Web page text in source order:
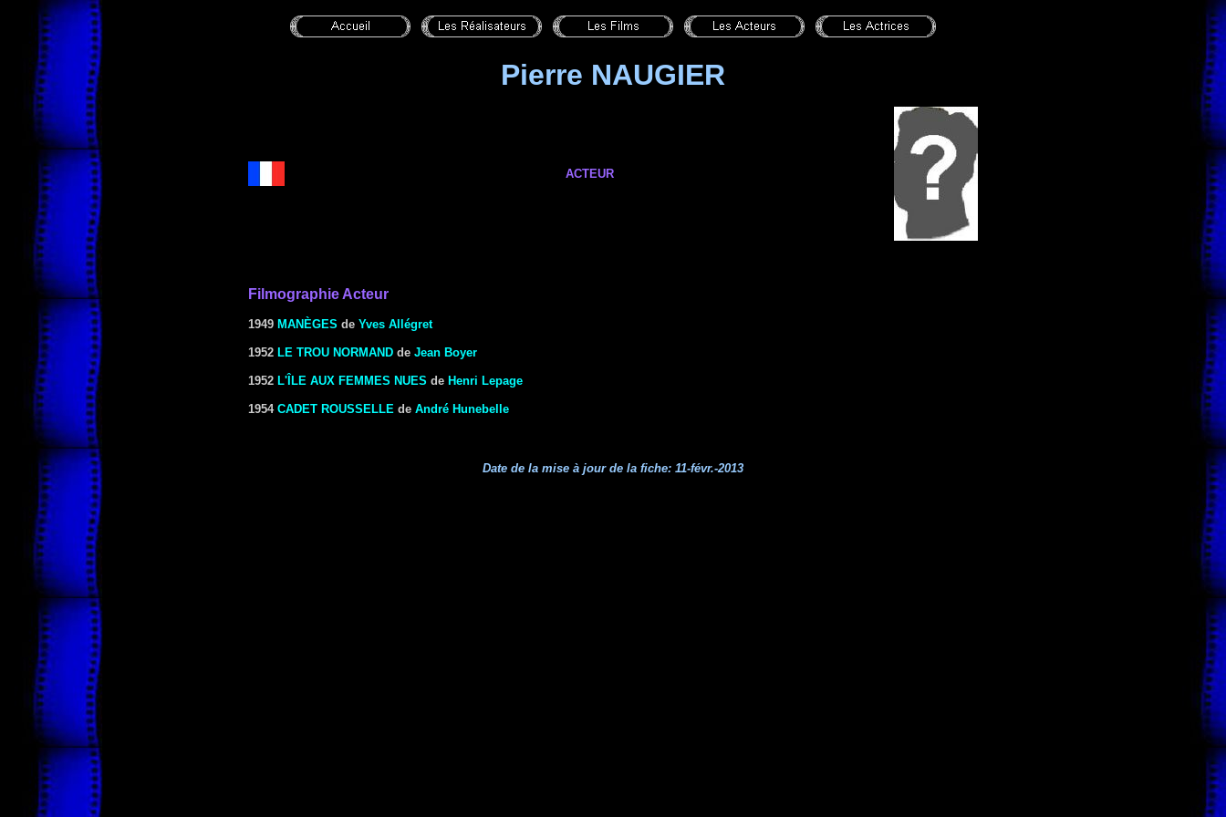
Pierre NAUGIER
ACTEUR
Filmographie Acteur
1949 MANÈGES de Yves Allégret
1952 LE TROU NORMAND de Jean Boyer
1952 L'ÎLE AUX FEMMES NUES de Henri Lepage
1954 CADET ROUSSELLE de André Hunebelle
Date de la mise à jour de la fiche: 11-févr.-2013